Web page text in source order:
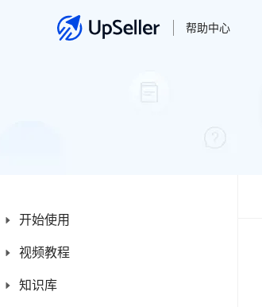
帮助中心
开始使用
新手入门指南
新手操作指引
视频教程
产品
知识库